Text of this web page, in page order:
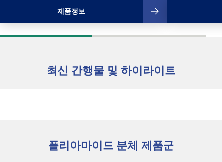
제품정보
최신 간행물 및 하이라이트
폴리아마이드 분체 제품군